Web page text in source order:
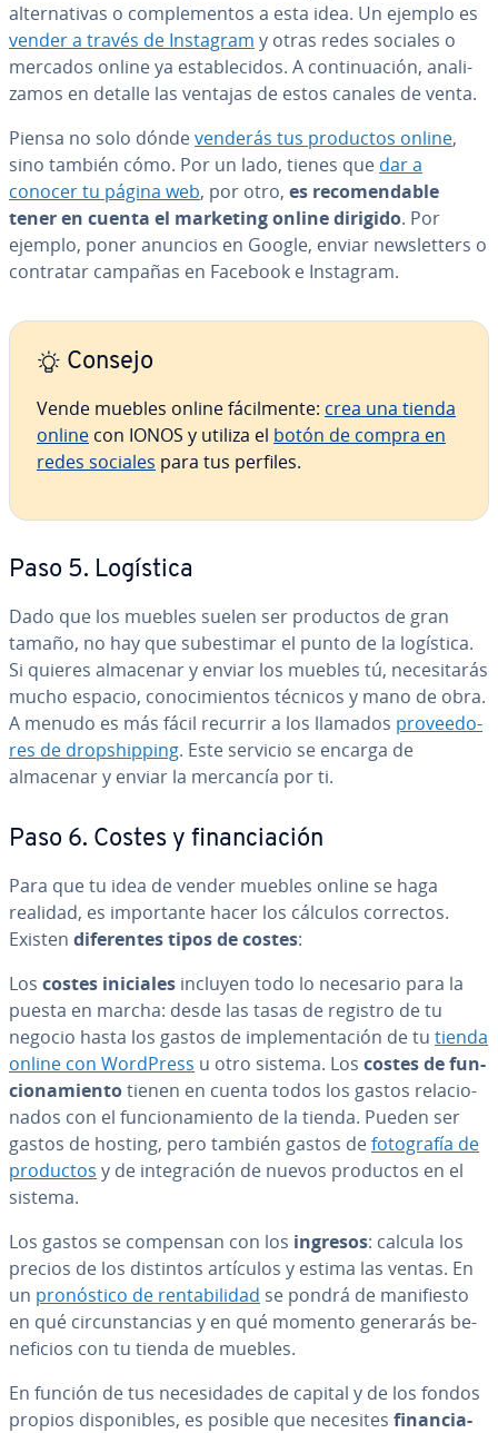
al­te­r­na­ti­vas o co­m­ple­me­n­tos a esta idea. Un ejemplo es
vender a través de Instagram y otras redes sociales o
mercados online ya es­ta­ble­ci­dos. A co­n­ti­nua­ción, ana­li­
za­mos en detalle las ventajas de estos canales de venta.
Piensa no solo dóndevenderás tus productos online,
sino también cómo. Por un lado, tienes que dar a
conocer tu página web, por otro, es re­co­me­n­da­ble
tener en cuenta el marketing online dirigido. Por
ejemplo, poner anuncios en Google, enviar ne­w­s­le­t­te­rs o
contratar campañas en Facebook e Instagram.
Consejo
Vende muebles online fá­ci­l­me­n­te: crea una tienda
online con IONOS y utiliza el botón de compra en
redes sociales para tus perfiles.
Paso 5. Logística
Dado que los muebles suelen ser productos de gran
tamaño, no hay que su­b­e­s­ti­mar el punto de la logística.
Si quieres almacenar y enviar los muebles tú, ne­ce­si­ta­rás
mucho espacio, co­no­ci­mie­n­tos técnicos y mano de obra.
A menudo es más fácil recurrir a los llamados pro­vee­do­
res de dro­p­shi­p­pi­ng. Este servicio se encarga de
almacenar y enviar la mercancía por ti.
Paso 6. Costes y fi­na­n­cia­ción
Para que tu idea de vender muebles online se haga
realidad, es im­po­r­ta­n­te hacer los cálculos correctos.
Existen di­fe­re­n­tes tipos de costes:
Los costes iniciales incluyen todo lo necesario para la
puesta en marcha: desde las tasas de registro de tu
negocio hasta los gastos de im­ple­me­n­ta­ción de tu tienda
online con WordPress u otro sistema. Los costes de fu­n­
cio­na­mie­n­totienen en cuenta todos los gastos re­la­cio­
na­dos con el fu­n­cio­na­mie­n­to de la tienda. Pueden ser
gastos de hosting, pero también gastos defo­to­gra­fía de
productos y de in­te­gra­ción de nuevos productos en el
sistema.
Los gastos se compensan con los ingresos: calcula los
precios de los distintos artículos y estima las ventas. En
un pro­nó­s­ti­co de re­n­ta­bi­li­dad se pondrá de ma­ni­fie­s­to
en qué ci­r­cu­n­s­ta­n­cias y en qué momento generarás be­
ne­fi­cios con tu tienda de muebles.
En función de tus ne­ce­si­da­des de capital y de los fondos
propios di­s­po­ni­bles, es posible que necesites fi­na­n­cia­